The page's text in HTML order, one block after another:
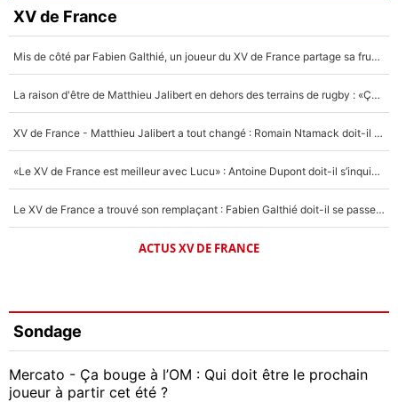
XV de France
Mis de côté par Fabien Galthié, un joueur du XV de France partage sa frustration : «ils ne me l’ont pas dit tout de suite»
La raison d'être de Matthieu Jalibert en dehors des terrains de rugby : «Ça m'atteint autant que si tu touches à un membre de ma famille»
XV de France - Matthieu Jalibert a tout changé : Romain Ntamack doit-il s’inquiéter pour sa place à un an de la Coupe du monde ?
«Le XV de France est meilleur avec Lucu» : Antoine Dupont doit-il s’inquiéter pour sa place ?
Le XV de France a trouvé son remplaçant : Fabien Galthié doit-il se passer d'Antoine Dupont ?
ACTUS XV DE FRANCE
Sondage
Mercato - Ça bouge à l’OM : Qui doit être le prochain
joueur à partir cet été ?